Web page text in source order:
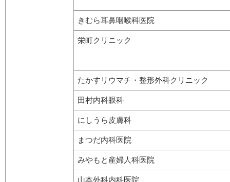
きむら耳鼻咽喉科医院
栄町クリニック
たかすリウマチ・整形外科クリニック
田村内科眼科
にしうら皮膚科
まつだ内科医院
みやもと産婦人科医院
山本外科内科医院